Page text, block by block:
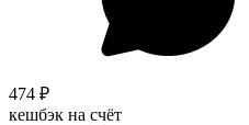
474 ₽
кешбэк на счёт